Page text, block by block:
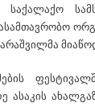
ასაკის